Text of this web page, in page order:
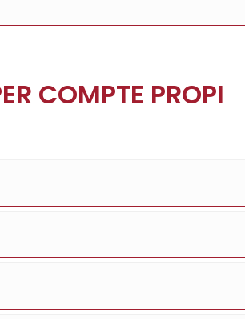
COMPTE PROPI